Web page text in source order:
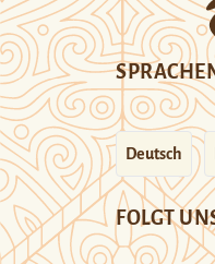
Deutsch
FOLGT